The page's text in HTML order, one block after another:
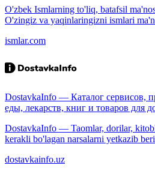
O'zbek Ismlarning to'liq, batafsil
O'zingiz va yaqinlaringizni ismlari
ismlar.com
DostavkaInfo — Каталог сервисов,
еды, лекарств, книг и товаров для
DostavkaInfo — Taomlar, dorilar,
kerakli bo'lagan narsalarni yetkazib
dostavkainfo.uz